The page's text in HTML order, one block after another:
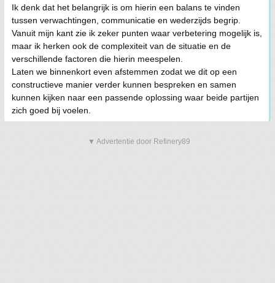
Ik denk dat het belangrijk is om hierin een balans te vinden
tussen verwachtingen, communicatie en wederzijds begrip.
Vanuit mijn kant zie ik zeker punten waar verbetering mogelijk is,
maar ik herken ook de complexiteit van de situatie en de
verschillende factoren die hierin meespelen.
Laten we binnenkort even afstemmen zodat we dit op een
constructieve manier verder kunnen bespreken en samen
kunnen kijken naar een passende oplossing waar beide partijen
zich goed bij voelen.
▼ Advertentie door Refinery89